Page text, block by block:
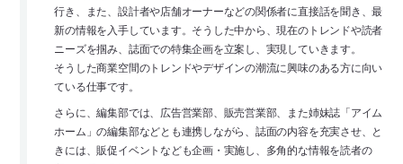
行き、また、設計者や店舗オーナーなどの関係者に直接話を聞き、最
新の情報を入手しています。そうした中から、現在のトレンドや読者
ニーズを掴み、誌面での特集企画を立案し、実現していきます。
そうした商業空間のトレンドやデザインの潮流に興味のある方に向い
ている仕事です。
さらに、編集部では、広告営業部、販売営業部、また姉妹誌「アイム
ホーム」の編集部などとも連携しながら、誌面の内容を充実させ、と
きには、販促イベントなども企画・実施し、多角的な情報を読者の